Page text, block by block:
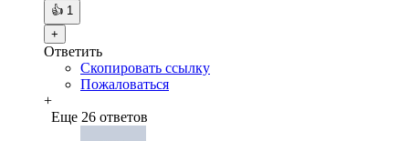
👍 1
+
Ответить
Скопировать ссылку
Пожаловаться
+
Еще 26 ответов